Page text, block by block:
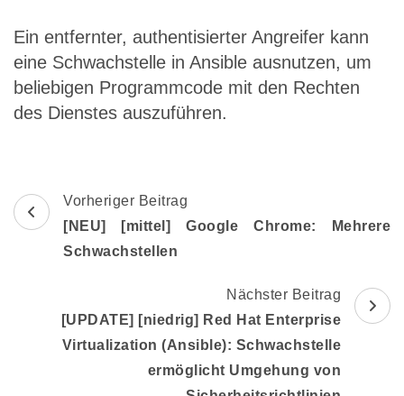
Ein entfernter, authentisierter Angreifer kann
eine Schwachstelle in Ansible ausnutzen, um
beliebigen Programmcode mit den Rechten
des Dienstes auszuführen.
Beitragsnavigation
Vorheriger Beitrag
[NEU] [mittel] Google Chrome: Mehrere
Schwachstellen
Nächster Beitrag
[UPDATE] [niedrig] Red Hat Enterprise
Virtualization (Ansible): Schwachstelle
ermöglicht Umgehung von